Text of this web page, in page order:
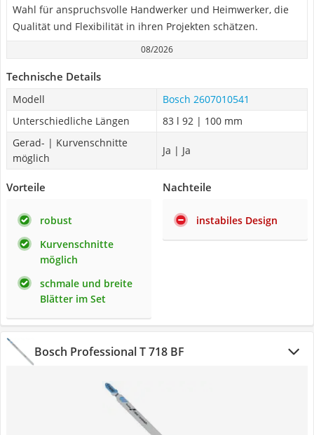
Wahl für anspruchsvolle Handwerker und Heimwerker, die
Qualität und Flexibilität in ihren Projekten schätzen.
08/2026
Technische Details
Modell
Bosch 2607010541
Unterschiedliche Längen
83 l 92 | 100 mm
Gerad- | Kurvenschnitte
möglich
Ja | Ja
Vorteile
robust
Kurvenschnitte
möglich
schmale und breite
Blätter im Set
Nachteile
instabiles Design
Bosch Professional T 718 BF